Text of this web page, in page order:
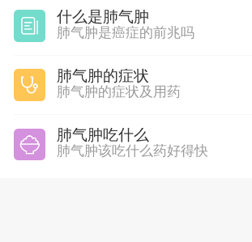
什么是肺气肿
肺气肿是癌症的前兆吗
肺气肿的症状
肺气肿的症状及用药
肺气肿吃什么
肺气肿该吃什么药好得快